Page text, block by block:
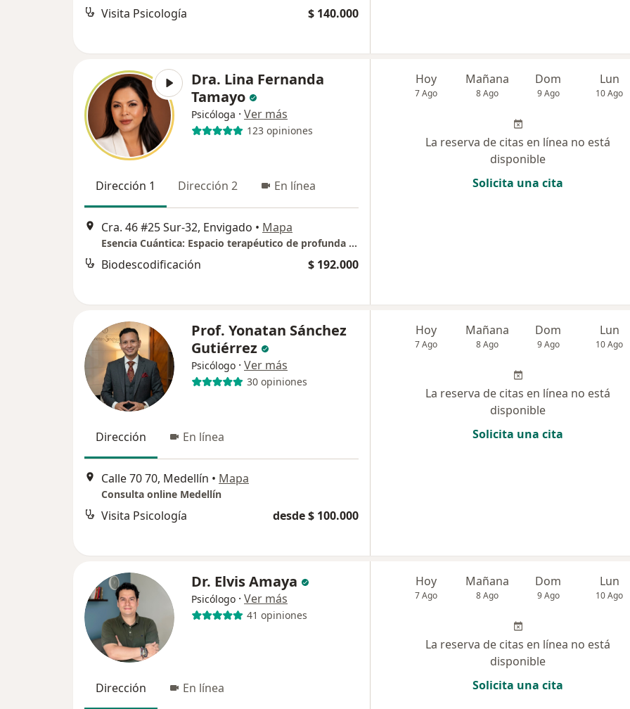
Visita Psicología $ 140.000
Dra. Lina Fernanda
Tamayo
Psicóloga · Ver más
123 opiniones
Dirección 1 Dirección 2 En línea
Cra. 46 #25 Sur-32, Envigado • Mapa
Esencia Cuántica: Espacio terapéutico de profunda transformación
Biodescodificación $ 192.000
Hoy
7 Ago
Mañana
8 Ago
Dom
9 Ago
Lun
10 Ago
La reserva de citas en línea no está
disponible
Solicita una cita
Prof. Yonatan Sánchez
Gutiérrez
Psicólogo · Ver más
30 opiniones
Dirección En línea
Calle 70 70, Medellín • Mapa
Consulta online Medellín
Visita Psicología desde $ 100.000
Hoy
7 Ago
Mañana
8 Ago
Dom
9 Ago
Lun
10 Ago
La reserva de citas en línea no está
disponible
Solicita una cita
Dr. Elvis Amaya
Psicólogo · Ver más
41 opiniones
Dirección En línea
Hoy
7 Ago
Mañana
8 Ago
Dom
9 Ago
Lun
10 Ago
La reserva de citas en línea no está
disponible
Solicita una cita